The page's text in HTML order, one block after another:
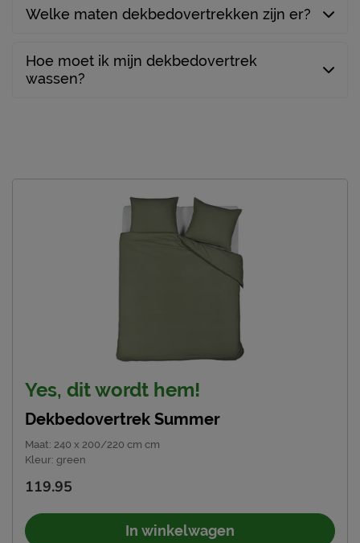
Welke maten dekbedovertrekken zijn er?
Hoe moet ik mijn dekbedovertrek
wassen?
Yes, dit wordt hem!
Dekbedovertrek Summer
Maat: 240 x 200/220 cm cm
Kleur: green
119.95
In winkelwagen